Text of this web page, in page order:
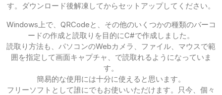
す。ダウンロード後解凍してからセットアップしてください。
Windows上で、QRCodeと、その他のいくつかの種類のバーコ
ードの作成と読取りを目的にC#で作成しました。
読取り方法も、パソコンのWebカメラ、ファイル、マウスで範
囲を指定して画面キャプチャ、で読取れるようになっていま
す。
簡易的な使用には十分に使えると思います。
フリーソフトとして誰にでもお使いいただけます。只今、個々